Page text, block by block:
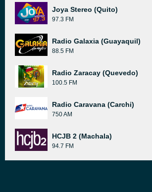
Joya Stereo (Quito)
97.3 FM
Radio Galaxia (Guayaquil)
88.5 FM
Radio Zaracay (Quevedo)
100.5 FM
Radio Caravana (Carchi)
750 AM
HCJB 2 (Machala)
94.7 FM